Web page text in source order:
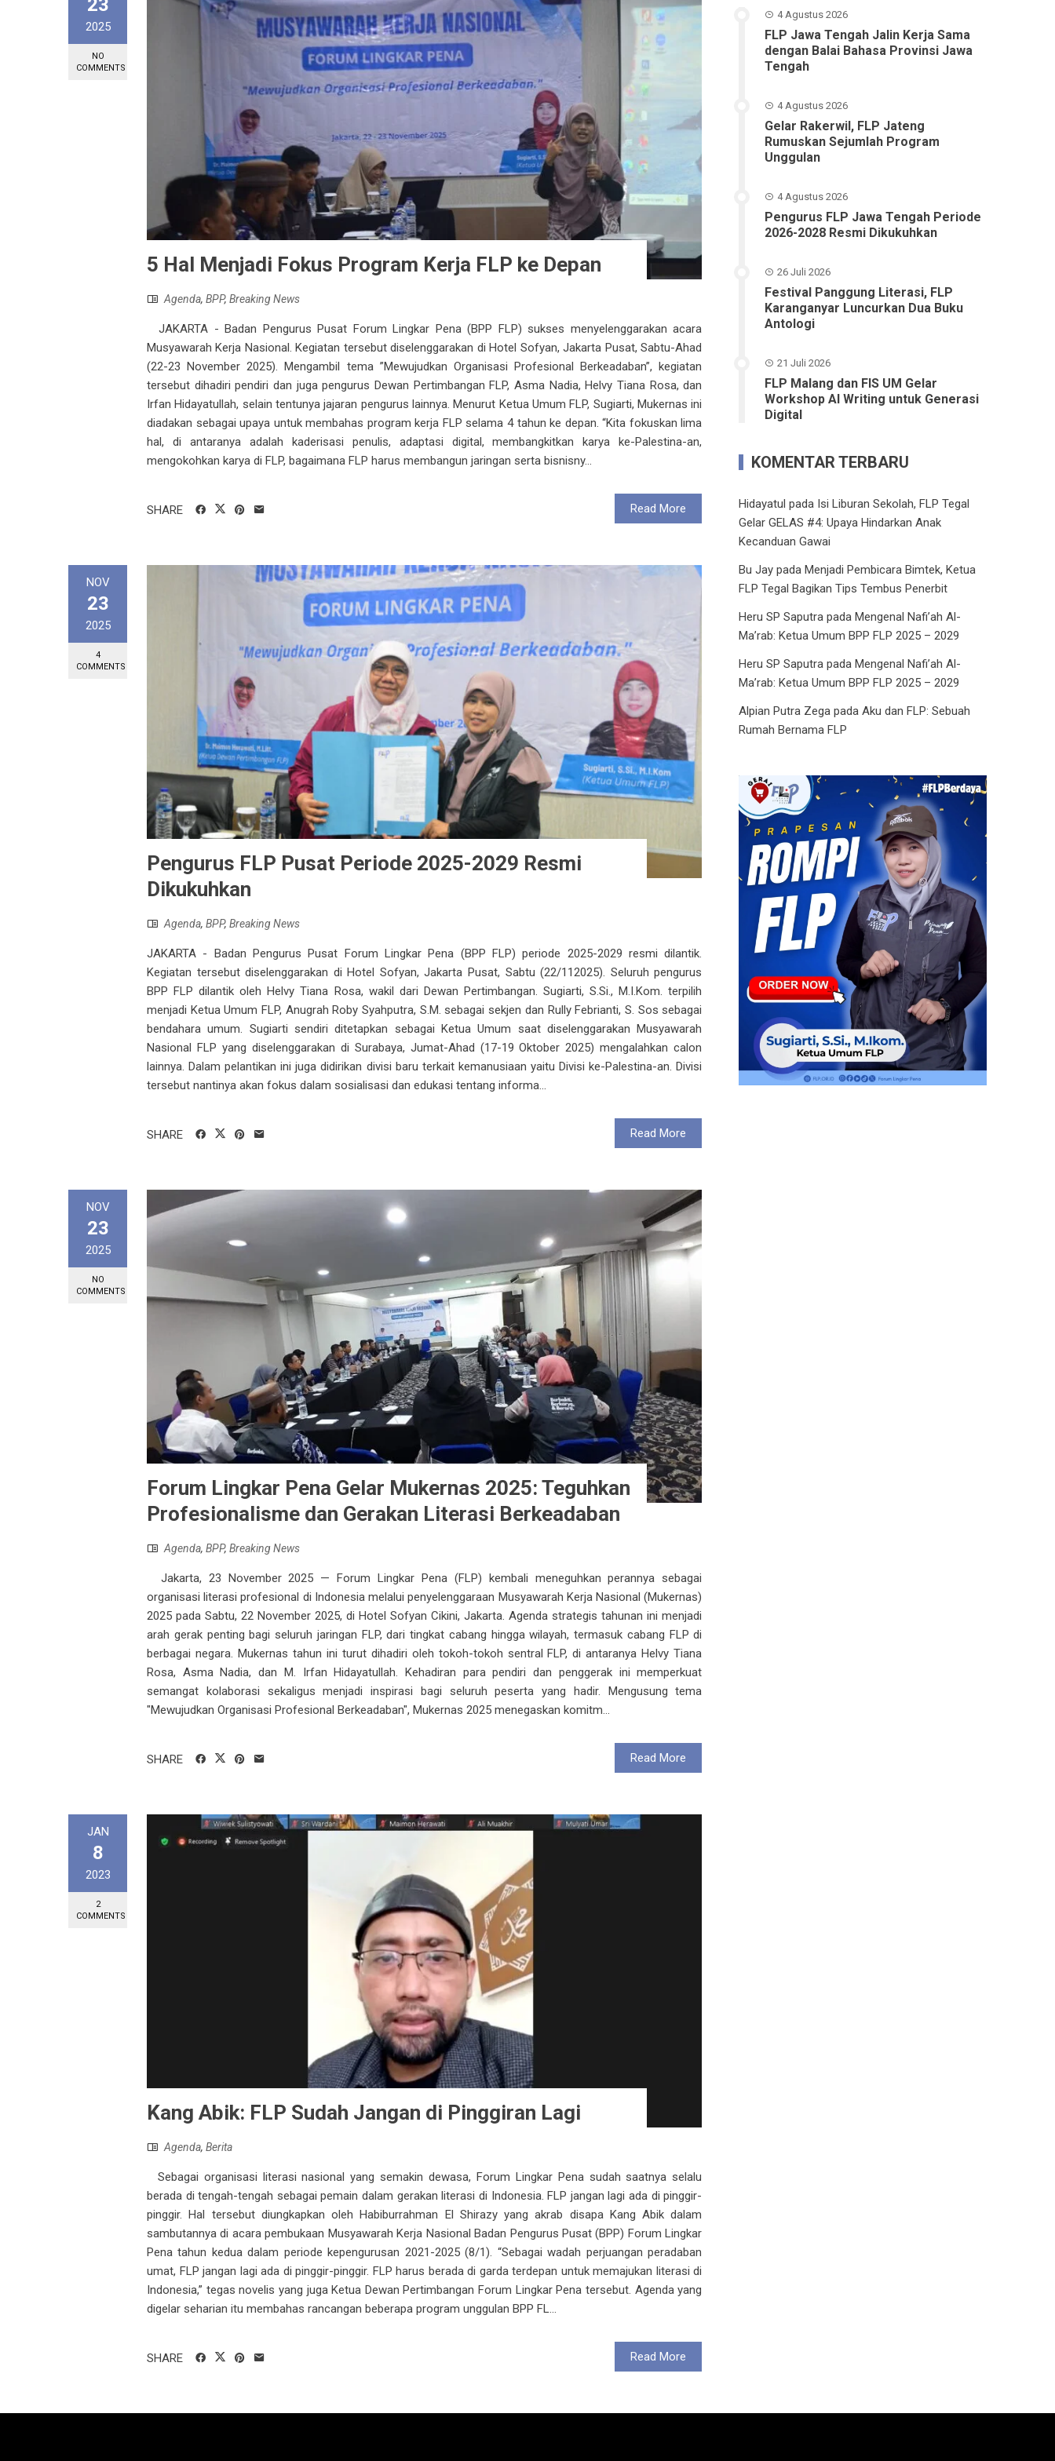
23
2025
NO
COMMENTS
5 Hal Menjadi Fokus Program Kerja FLP ke Depan
Agenda, BPP, Breaking News
JAKARTA - Badan Pengurus Pusat Forum Lingkar Pena (BPP FLP) sukses menyelenggarakan acara
Musyawarah Kerja Nasional. Kegiatan tersebut diselenggarakan di Hotel Sofyan, Jakarta Pusat, Sabtu-Ahad
(22-23 November 2025). Mengambil tema ”Mewujudkan Organisasi Profesional Berkeadaban”, kegiatan
tersebut dihadiri pendiri dan juga pengurus Dewan Pertimbangan FLP, Asma Nadia, Helvy Tiana Rosa, dan
Irfan Hidayatullah, selain tentunya jajaran pengurus lainnya. Menurut Ketua Umum FLP, Sugiarti, Mukernas ini
diadakan sebagai upaya untuk membahas program kerja FLP selama 4 tahun ke depan. “Kita fokuskan lima
hal, di antaranya adalah kaderisasi penulis, adaptasi digital, membangkitkan karya ke-Palestina-an,
mengokohkan karya di FLP, bagaimana FLP harus membangun jaringan serta bisnisny...
Read More
SHARE
NOV
23
2025
4
COMMENTS
Pengurus FLP Pusat Periode 2025-2029 Resmi
Dikukuhkan
Agenda, BPP, Breaking News
JAKARTA - Badan Pengurus Pusat Forum Lingkar Pena (BPP FLP) periode 2025-2029 resmi dilantik.
Kegiatan tersebut diselenggarakan di Hotel Sofyan, Jakarta Pusat, Sabtu (22/112025). Seluruh pengurus
BPP FLP dilantik oleh Helvy Tiana Rosa, wakil dari Dewan Pertimbangan. Sugiarti, S.Si., M.I.Kom. terpilih
menjadi Ketua Umum FLP, Anugrah Roby Syahputra, S.M. sebagai sekjen dan Rully Febrianti, S. Sos sebagai
bendahara umum. Sugiarti sendiri ditetapkan sebagai Ketua Umum saat diselenggarakan Musyawarah
Nasional FLP yang diselenggarakan di Surabaya, Jumat-Ahad (17-19 Oktober 2025) mengalahkan calon
lainnya. Dalam pelantikan ini juga didirikan divisi baru terkait kemanusiaan yaitu Divisi ke-Palestina-an. Divisi
tersebut nantinya akan fokus dalam sosialisasi dan edukasi tentang informa...
Read More
SHARE
NOV
23
2025
NO
COMMENTS
Forum Lingkar Pena Gelar Mukernas 2025: Teguhkan
Profesionalisme dan Gerakan Literasi Berkeadaban
Agenda, BPP, Breaking News
Jakarta, 23 November 2025 — Forum Lingkar Pena (FLP) kembali meneguhkan perannya sebagai
organisasi literasi profesional di Indonesia melalui penyelenggaraan Musyawarah Kerja Nasional (Mukernas)
2025 pada Sabtu, 22 November 2025, di Hotel Sofyan Cikini, Jakarta. Agenda strategis tahunan ini menjadi
arah gerak penting bagi seluruh jaringan FLP, dari tingkat cabang hingga wilayah, termasuk cabang FLP di
berbagai negara. Mukernas tahun ini turut dihadiri oleh tokoh-tokoh sentral FLP, di antaranya Helvy Tiana
Rosa, Asma Nadia, dan M. Irfan Hidayatullah. Kehadiran para pendiri dan penggerak ini memperkuat
semangat kolaborasi sekaligus menjadi inspirasi bagi seluruh peserta yang hadir. Mengusung tema
"Mewujudkan Organisasi Profesional Berkeadaban", Mukernas 2025 menegaskan komitm...
Read More
SHARE
JAN
8
2023
2
COMMENTS
Kang Abik: FLP Sudah Jangan di Pinggiran Lagi
Agenda, Berita
Sebagai organisasi literasi nasional yang semakin dewasa, Forum Lingkar Pena sudah saatnya selalu
berada di tengah-tengah sebagai pemain dalam gerakan literasi di Indonesia. FLP jangan lagi ada di pinggir-
pinggir. Hal tersebut diungkapkan oleh Habiburrahman El Shirazy yang akrab disapa Kang Abik dalam
sambutannya di acara pembukaan Musyawarah Kerja Nasional Badan Pengurus Pusat (BPP) Forum Lingkar
Pena tahun kedua dalam periode kepengurusan 2021-2025 (8/1). “Sebagai wadah perjuangan peradaban
umat, FLP jangan lagi ada di pinggir-pinggir. FLP harus berada di garda terdepan untuk memajukan literasi di
Indonesia,” tegas novelis yang juga Ketua Dewan Pertimbangan Forum Lingkar Pena tersebut. Agenda yang
digelar seharian itu membahas rancangan beberapa program unggulan BPP FL...
Read More
SHARE
4 Agustus 2026
FLP Jawa Tengah Jalin Kerja Sama
dengan Balai Bahasa Provinsi Jawa
Tengah
4 Agustus 2026
Gelar Rakerwil, FLP Jateng
Rumuskan Sejumlah Program
Unggulan
4 Agustus 2026
Pengurus FLP Jawa Tengah Periode
2026-2028 Resmi Dikukuhkan
26 Juli 2026
Festival Panggung Literasi, FLP
Karanganyar Luncurkan Dua Buku
Antologi
21 Juli 2026
FLP Malang dan FIS UM Gelar
Workshop AI Writing untuk Generasi
Digital
KOMENTAR TERBARU
Hidayatul pada Isi Liburan Sekolah, FLP Tegal
Gelar GELAS #4: Upaya Hindarkan Anak
Kecanduan Gawai
Bu Jay padaMenjadi Pembicara Bimtek, Ketua
FLP Tegal Bagikan Tips Tembus Penerbit
Heru SP Saputra padaMengenal Nafi’ah Al-
Ma’rab: Ketua Umum BPP FLP 2025 – 2029
Heru SP Saputra padaMengenal Nafi’ah Al-
Ma’rab: Ketua Umum BPP FLP 2025 – 2029
Alpian Putra Zega padaAku dan FLP: Sebuah
Rumah Bernama FLP